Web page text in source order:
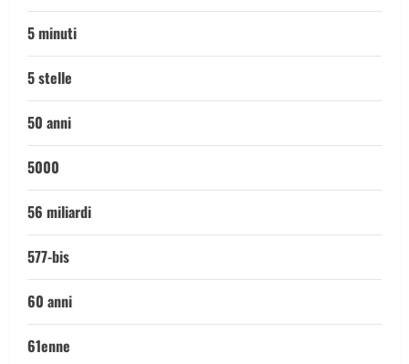
5 minuti
5 stelle
50 anni
5000
56 miliardi
577-bis
60 anni
61enne